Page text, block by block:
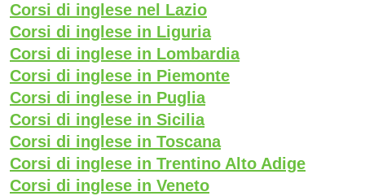
Corsi di inglese nel Lazio
Corsi di inglese in Liguria
Corsi di inglese in Lombardia
Corsi di inglese in Piemonte
Corsi di inglese in Puglia
Corsi di inglese in Sicilia
Corsi di inglese in Toscana
Corsi di inglese in Trentino Alto Adige
Corsi di inglese in Veneto